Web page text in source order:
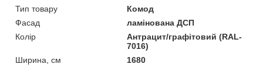
Тип товару
Комод
Фасад
ламінована ДСП
Колір
Антрацит/графітовий (RAL-
7016)
Ширина, см
1680